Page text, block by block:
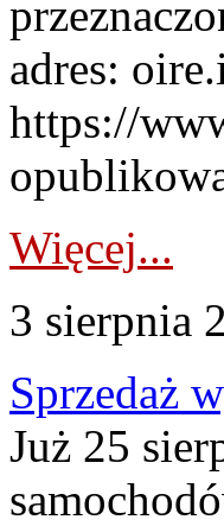
adres:
https://
Więcej...
3 sierpnia
Sprzedaż
Już 25